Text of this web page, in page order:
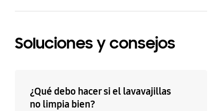
Soluciones y consejos
¿Qué debo hacer si el lavavajillas
no limpia bien?